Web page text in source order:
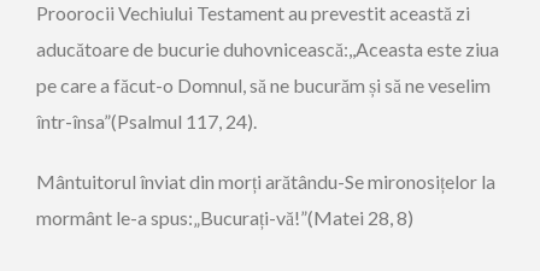
Proorocii Vechiului Testament au prevestit această zi
aducătoare de bucurie duhovnicească:,,Aceasta este ziua
pe care a făcut-o Domnul, să ne bucurăm și să ne veselim
într-însa”(Psalmul 117, 24).
Mântuitorul înviat din morți arătându-Se mironosițelor la
mormânt le-a spus:„Bucurați-vă!”(Matei 28, 8)